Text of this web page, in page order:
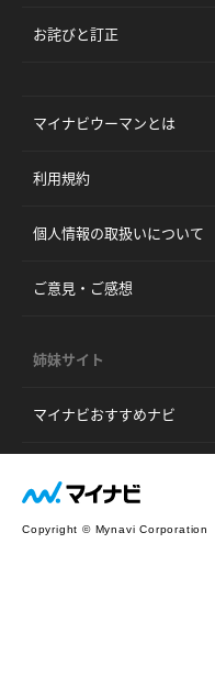
お詫びと訂正
マイナビウーマンとは
利用規約
個人情報の取扱いについて
ご意見・ご感想
姉妹サイト
マイナビおすすめナビ
Copyright © Mynavi Corporation